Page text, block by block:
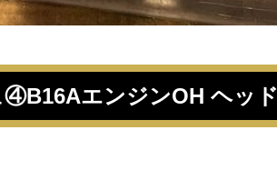
エンジンOH ヘッド